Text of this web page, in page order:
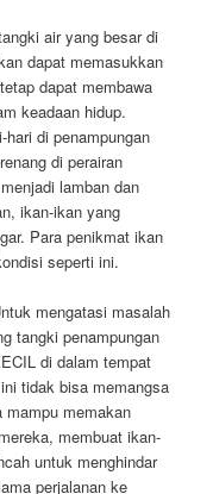
air yang besar di
dapat memasukkan
dapat membawa
keadaan hidup.
di penampungan
di perairan
lamban dan
ikan-ikan yang
Para penikmat ikan
seperti ini.
mengatasi masalah
tangki penampungan
di dalam tempat
tidak bisa memangsa
mampu memakan
membuat ikan-
untuk menghindar
perjalanan ke